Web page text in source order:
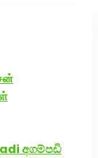
අගම්පඩි